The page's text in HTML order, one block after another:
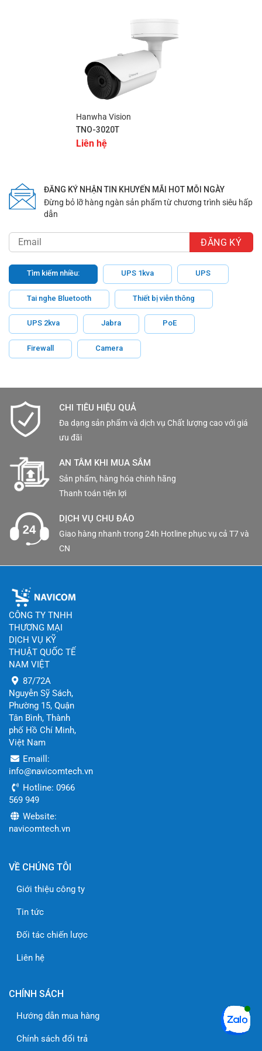
tính năng phát hiện thông minh như phát hiện hướng di
chuyển, chuyển động, xuất hiện/biến mất, phát hiện âm
thanh và phân loại âm thanh. Những tính năng này giúp
người dùng dễ dàng phát hiện những tình huống bất
thường và phản ứng kịp thời.
Phát hiện nhiệt độ và sốc:Camera có thể phát hiện sự
thay đổi nhiệt độ và chấn động, giúp giám sát hiệu quả
nhớ ngoài lên đến 256GB, cho phép lưu trữ nhiều dữ liệu
mà không lo thiếu dung lượng.
mạng, cải thiện chất lượng hình ảnh mà vẫn tiết kiệm
dữ liệu lưu trữ.
Hỗ trợ PoE, 24VAC, 12VDC:Camera có khả năng hoạt
động linh hoạt với nhiều nguồn điện, đảm bảo tính
tương thích với nhiều hệ thống giám sát khác nhau.
Tiêu chuẩn IP66, NEMA4X, IK10:
Với vỏ ngoài chắc
chắn, camera đạt các tiêu chuẩn chống nước, chống
bụi, và chống va đập, đảm bảo hoạt động bền bỉ trong
Datasheet tài liệu thông số kỹ thuật
Hanwha Vision
TNO-3020T
Liên hệ
ĐĂNG KÝ NHẬN TIN KHUYẾN MÃI HOT MỖI NGÀY
Đừng bỏ lỡ hàng ngàn sản phẩm từ chương trình siêu hấp
dẫn
Tìm kiếm nhiều: UPS 1kva UPS
Tai nghe Bluetooth Thiết bị viễn thông
UPS 2kva Jabra PoE
Firewall Camera
CHI TIÊU HIỆU QUẢ
Đa dạng sản phẩm và dịch vụ Chất lượng cao với giá
ưu đãi
AN TÂM KHI MUA SẮM
Sản phẩm, hàng hóa chính hãng
Thanh toán tiện lợi
DỊCH VỤ CHU ĐÁO
Giao hàng nhanh trong 24h Hotline phục vụ cả T7 và
CN
CÔNG TY TNHH
THƯƠNG MẠI
DỊCH VỤ KỸ
THUẬT QUỐC TẾ
NAM VIỆT
87/72A
Nguyễn Sỹ Sách,
Phường 15, Quận
Tân Bình, Thành
phố Hồ Chí Minh,
Việt Nam
Emaill:
info@navicomtech.vn
Hotline: 0966
569 949
Website:
navicomtech.vn
VỀ CHÚNG TÔI
Giới thiệu công ty
Tin tức
Đối tác chiến lược
Liên hệ
CHÍNH SÁCH
Hướng dẫn mua hàng
Chính sách đổi trả